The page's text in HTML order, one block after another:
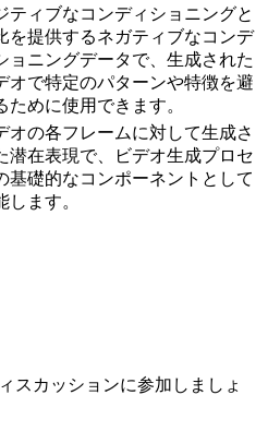
ティブなコンディショニングと
を提供するネガティブなコンデ
ョニングデータで、生成された
オで特定のパターンや特徴を避
ために使用できます。
オの各フレームに対して生成さ
潜在表現で、ビデオ生成プロセ
基礎的なコンポーネントとして
します。
スカッションに参加しましょ